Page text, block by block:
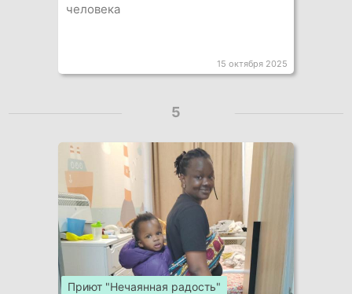
человека
15 октября 2025
5
Приют "Нечаянная радость"